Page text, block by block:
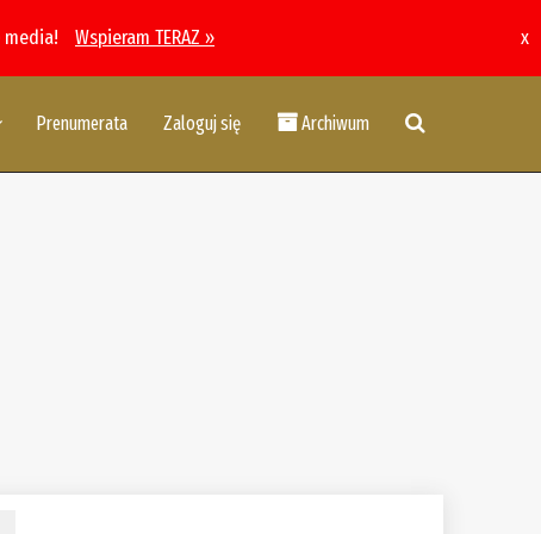
media! Wspieram TERAZ » x
Prenumerata Zaloguj się Archiwum